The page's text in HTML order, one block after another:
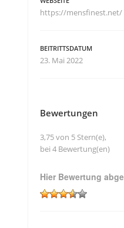
https://mensfinest.net/
BEITRITTSDATUM
23. Mai 2022
Bewertungen
3,75 von 5 Stern(e),
bei 4 Bewertung(en)
Hier Bewertung